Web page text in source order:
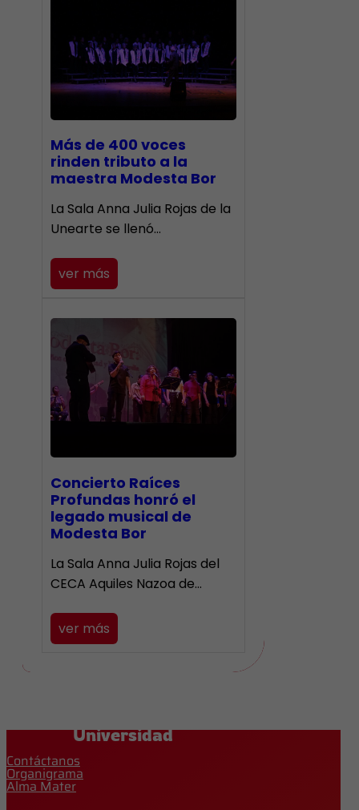
Más de 400 voces
rinden tributo a la
maestra Modesta Bor
​La Sala Anna Julia Rojas de la
Unearte se llenó…
ver más
​Concierto Raíces
Profundas honró el
legado musical de
Modesta Bor
La Sala Anna Julia Rojas del
CECA Aquiles Nazoa de…
ver más
Universidad
Contáctanos
Organigrama
Alma Mater